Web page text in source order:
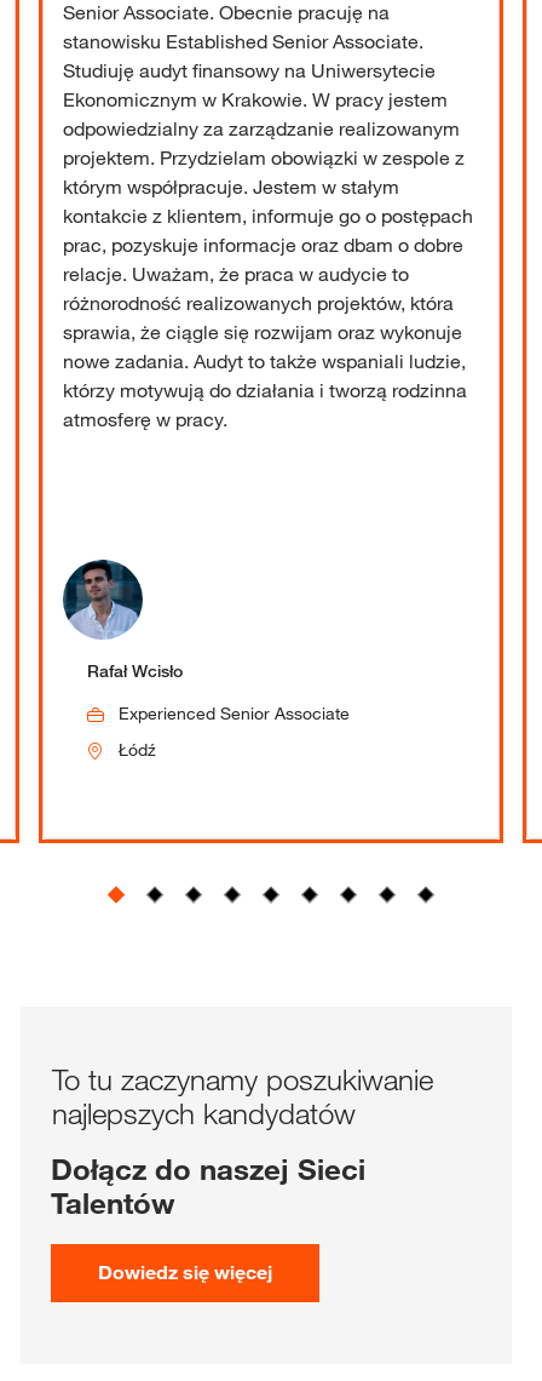
Senior Associate. Obecnie pracuję na
stanowisku Established Senior Associate.
Studiuję audyt finansowy na Uniwersytecie
Ekonomicznym w Krakowie. W pracy jestem
odpowiedzialny za zarządzanie realizowanym
projektem. Przydzielam obowiązki w zespole z
którym współpracuje. Jestem w stałym
kontakcie z klientem, informuje go o postępach
prac, pozyskuje informacje oraz dbam o dobre
relacje. Uważam, że praca w audycie to
różnorodność realizowanych projektów, która
sprawia, że ciągle się rozwijam oraz wykonuje
nowe zadania. Audyt to także wspaniali ludzie,
którzy motywują do działania i tworzą rodzinna
atmosferę w pracy.
Rafał Wcisło
Experienced Senior Associate
Łódź
To tu zaczynamy poszukiwanie
najlepszych kandydatów
Dołącz do naszej Sieci
Talentów
Dowiedz się więcej